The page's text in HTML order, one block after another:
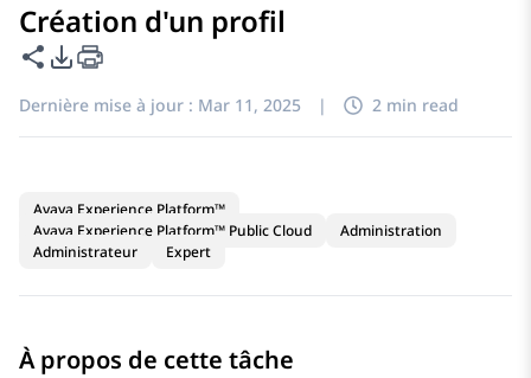
Création d'un profil
Partager cette page
Options d'exportation PDF
Dernière mise à jour : Mar 11, 2025 | 2 min read
Avaya Experience Platform™
Avaya Experience Platform™ Public Cloud
Administration
Administrateur
Expert
À propos de cette tâche